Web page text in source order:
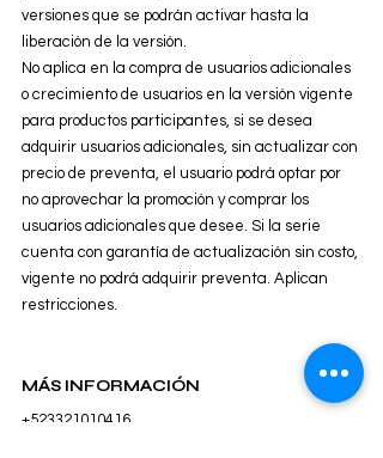
versiones que se podrán activar hasta la
liberación de la versión.
No aplica en la compra de usuarios adicionales
o crecimiento de usuarios en la versión vigente
para productos participantes, si se desea
adquirir usuarios adicionales, sin actualizar con
precio de preventa, el usuario podrá optar por
no aprovechar la promoción y comprar los
usuarios adicionales que desee. Si la serie
cuenta con garantía de actualización sin costo,
vigente no podrá adquirir preventa. Aplican
restricciones.
MÁS INFORMACIÓN
+523321010416